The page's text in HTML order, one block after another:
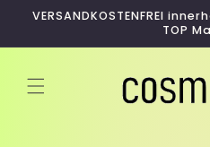
zum
VERSANDKOSTENFREI
TOP